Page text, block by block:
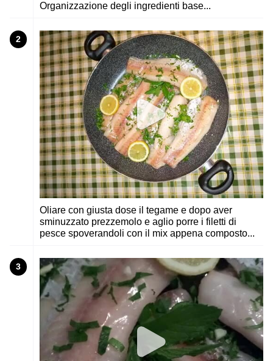
Organizzazione degli ingredienti base...
2
Oliare con giusta dose il tegame e dopo aver
sminuzzato prezzemolo e aglio porre i filetti di
pesce spoverandoli con il mix appena composto...
3